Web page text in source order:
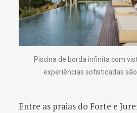
Piscina de borda infinita com
experiências sofisticadas
Entre as praias do Forte e